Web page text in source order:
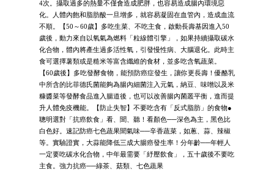
4次。攝取過多的熱量不僅會造成肥胖，也容易造成腸內環境惡
化。人體內飽和脂肪酸一旦增多，就容易凝固在血管內，造成血流
不順。【50～60歲】多吃生菜、不吃主食，啟動長壽基因進入50
歲後，動力來自以氧氣為燃料「粒線體引擎」，如果持續攝取碳水
化合物，體內將產生過多活性氧，引發慢性病、大腦退化。此時主
食可選擇薯類或是糙米等富含纖維的食材，並多吃含氧蔬菜。
【60歲後】多吃發酵食物，能預防癌症發生，讓你更長壽！優酪乳
中所含的比菲德氏菌能夠為腸內細菌注入元氣，納豆、味噌以及米
糠醬菜等發酵食品進入腸道後，也可以改善腸內菌叢平衡，進而提
升人體免疫機能。【防止失智】不要吃含有「反式脂肪」的食物●
聰明選對「抗癌飲食」看、聞、聽！看顏色──深色為主，黑色比
白色好。速記防癌七色蔬果聞氣味──辛香蔬菜，如蔥、蒜、辣椒
等。實驗證實，大蒜能降低三成大腸癌發生率！分年齡──年輕人
一定要吃碳水化合物，中年最需要「紓壓飲食」，五十歲後不要吃
主食。強力抗癌──綠茶、菇類、七色蔬果